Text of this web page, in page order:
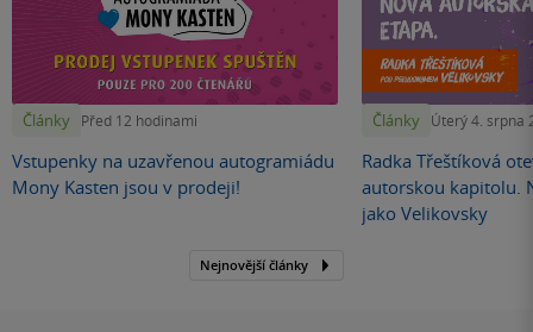
Články Před 12 hodinami
Vstupenky na uzavřenou autogramiádu
Mony Kasten jsou v prodeji!
Články Úterý 4. srpna
Radka Třeštíková
autorskou kapitolu.
jako Velikovsky
Nejnovější články